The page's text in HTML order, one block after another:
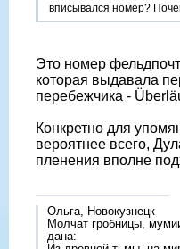
вписывался номер?
Это номер
которая выдавала
перебежчика -
Конкретно для
вероятнее всего,
пленения вполне
Ольга, Новокузнецк
Молчат гробницы,
дана: